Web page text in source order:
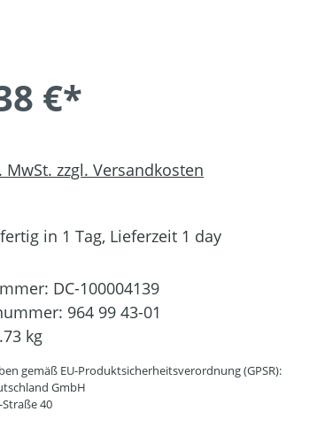
€*
MwSt. zzgl. Versandkosten
in 1 Tag, Lieferzeit 1 day
DC-100004139
964 99 43-01
kg
gemäß EU-Produktsicherheitsverordnung (GPSR):
GmbH
40